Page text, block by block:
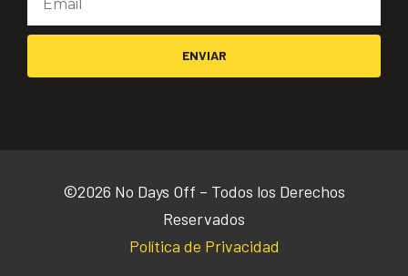
ENVIAR
©2026 No Days Off – Todos los Derechos
Reservados
Política de Privacidad